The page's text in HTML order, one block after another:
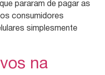
pararam de pagar as
consumidores
simplesmente
na